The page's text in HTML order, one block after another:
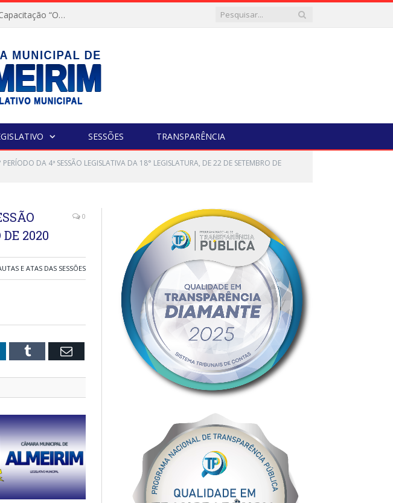
Servidores e Vereadores de Almeirim Participam da Capacitação “Orientar é a Nossa Missão”
SESSÕES TRANSPARÊNCIA
DA 4ª SESSÃO LEGISLATIVA DA 18° LEGISLATURA, DE 22 DE SETEMBRO DE
2020
0
E ATAS DAS SESSÕES
Tumblr Email